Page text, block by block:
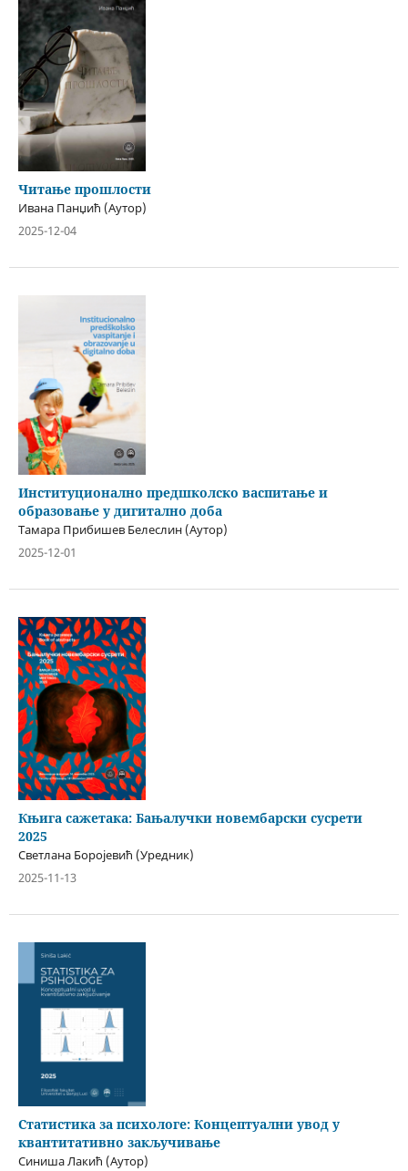
Читање прошлости
Ивана Панџић (Аутор)
2025-12-04
Институционално предшколско васпитање и
образовање у дигитално доба
Тамара Прибишев Белеслин (Аутор)
2025-12-01
Књига сажетака: Бањалучки новембарски сусрети
2025
Светлана Боројевић (Уредник)
2025-11-13
Статистика за психологе: Концептуални увод у
квантитативно закључивање
Синиша Лакић (Аутор)